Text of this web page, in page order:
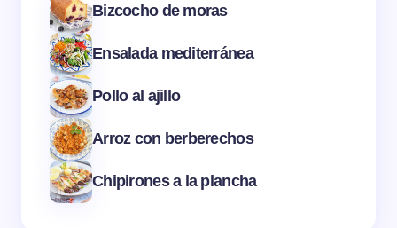
Bizcocho de moras
Ensalada mediterránea
Pollo al ajillo
Arroz con berberechos
Chipirones a la plancha